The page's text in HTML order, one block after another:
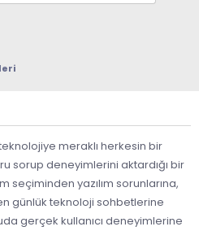
meraklı herkesin bir
sorup deneyimlerini aktardığı bir
seçiminden yazılım sorunlarına,
günlük teknoloji sohbetlerine
gerçek kullanıcı deneyimlerine